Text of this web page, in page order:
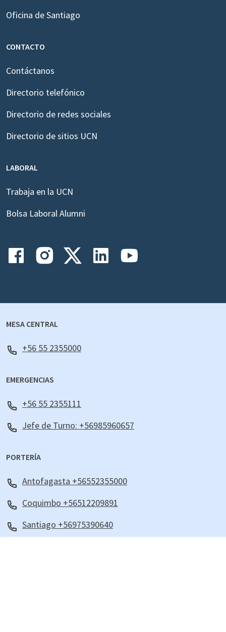
Oficina de Santiago
CONTACTO
Contáctanos
Directorio telefónico
Directorio de redes sociales
Directorio de sitios UCN
LABORAL
Trabaja en la UCN
Bolsa Laboral Alumni
MESA CENTRAL
+56 55 2355000
EMERGENCIAS
+56 55 2355111
Jefe de Turno: +56985960657
PORTERÍA
Antofagasta +56552355000
Coquimbo +56512209891
Santiago +56975390640